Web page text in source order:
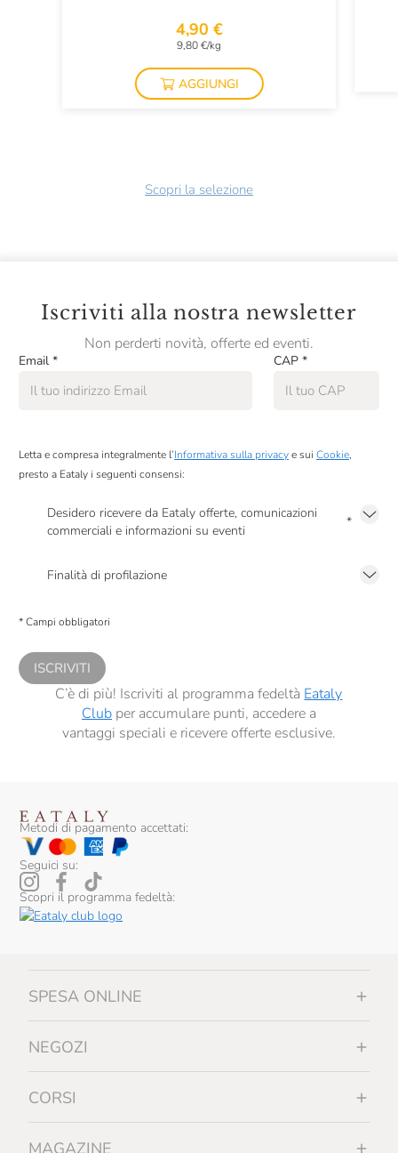
4,90 €
9,80 €/kg
AGGIUNGI
Scopri la selezione
Iscriviti alla nostra newsletter
Non perderti novità, offerte ed eventi.
Email * CAP *
Letta e compresa integralmente l’Informativa sulla privacye sui Cookie,
presto a Eataly i seguenti consensi:
Desidero ricevere da Eataly offerte, comunicazioni
commerciali e informazioni su eventi
*
Finalità di profilazione
comunicazioni commerciali personalizzate, in caso di consenso prestato ai
* Campi obbligatori
ISCRIVITI
C’è di più! Iscriviti al programma fedeltà Eataly
Clubper accumulare punti, accedere a
vantaggi speciali e ricevere offerte esclusive.
Metodi di pagamento accettati:
Seguici su:
Scopri il programma fedeltà:
SPESA ONLINE
NEGOZI
CORSI
MAGAZINE